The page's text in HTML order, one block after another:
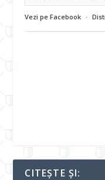
Vezi pe Facebook ·
CITEȘTE ȘI: